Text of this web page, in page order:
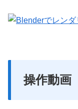
操作動画